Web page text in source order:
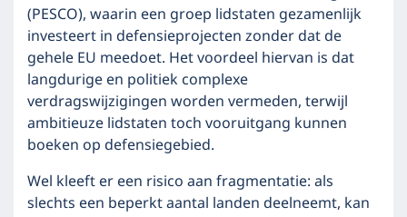
(PESCO), waarin een groep lidstaten gezamenlijk
investeert in defensieprojecten zonder dat de
gehele EU meedoet. Het voordeel hiervan is dat
langdurige en politiek complexe
verdragswijzigingen worden vermeden, terwijl
ambitieuze lidstaten toch vooruitgang kunnen
boeken op defensiegebied.
Wel kleeft er een risico aan fragmentatie: als
slechts een beperkt aantal landen deelneemt, kan